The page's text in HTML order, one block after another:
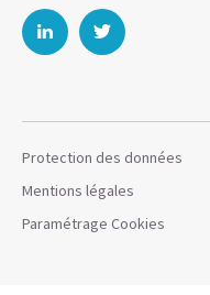
Protection des données
Mentions légales
Paramétrage Cookies